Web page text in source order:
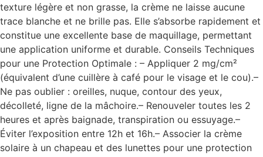
texture légère et non grasse, la crème ne laisse aucune
trace blanche et ne brille pas. Elle s’absorbe rapidement et
constitue une excellente base de maquillage, permettant
une application uniforme et durable. Conseils Techniques
pour une Protection Optimale : – Appliquer 2 mg/cm²
(équivalent d’une cuillère à café pour le visage et le cou).–
Ne pas oublier : oreilles, nuque, contour des yeux,
décolleté, ligne de la mâchoire.– Renouveler toutes les 2
heures et après baignade, transpiration ou essuyage.–
Éviter l’exposition entre 12h et 16h.– Associer la crème
solaire à un chapeau et des lunettes pour une protection